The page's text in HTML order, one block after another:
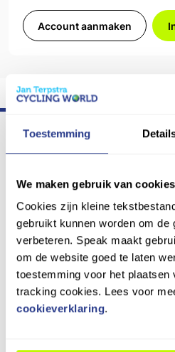
Toestemming
We maken gebruik van
Cookies zijn kleine
gebruikt kunnen worden om de
verbeteren. Speak maakt
om de website goed te laten
toestemming voor het plaatsen
tracking cookies. Lees voor
cookieverklaring.
Account aanmaken
Verlengde Schrans 150,
8932 NT Leeuwarden
leeuwarden@cyclingworld.nl
058 212 90 88
+31 6 23 39 14 96
Openingstijden